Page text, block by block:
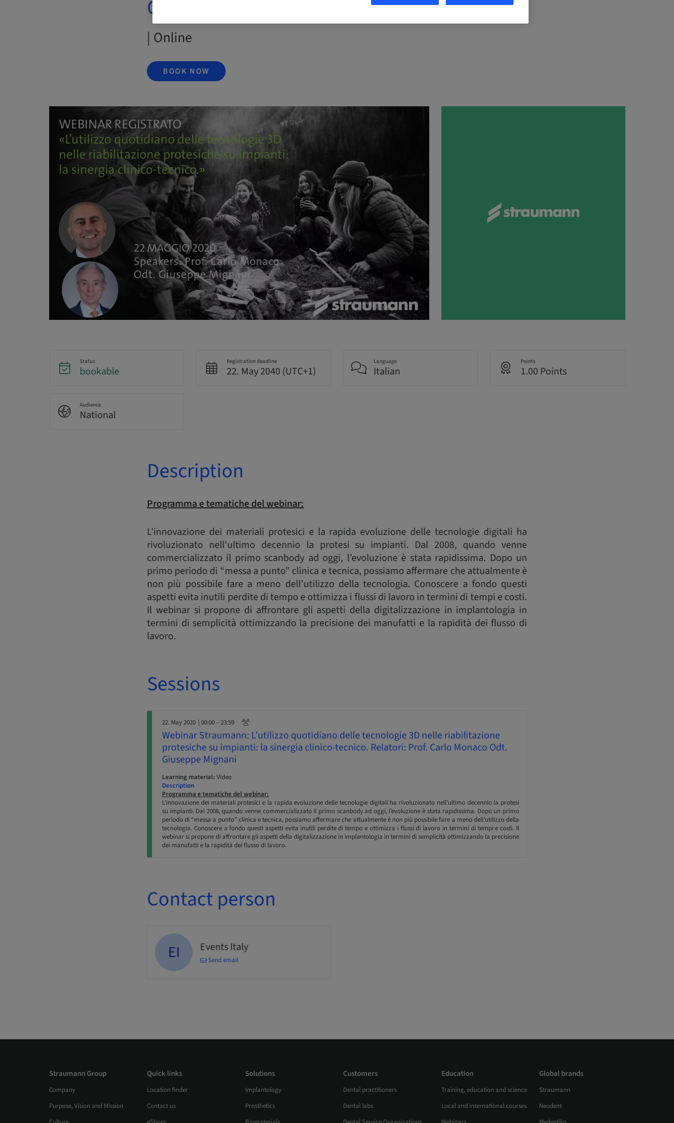
Giuseppe Mignani
| Online
BOOK NOW
Status
bookable
Registration deadline
22. May 2040 (UTC+1)
Language
Italian
Points
1.00 Points
Audience
National
Description
Programma e tematiche del webinar:
L’innovazione dei materiali protesici e la rapida evoluzione delle tecnologie digitali ha
rivoluzionato nell'ultimo decennio la protesi su impianti. Dal 2008, quando venne
commercializzato il primo scanbody ad oggi, l’evoluzione è stata rapidissima. Dopo un
primo periodo di “messa a punto” clinica e tecnica, possiamo affermare che attualmente è
non più possibile fare a meno dell’utilizzo della tecnologia. Conoscere a fondo questi
aspetti evita inutili perdite di tempo e ottimizza i flussi di lavoro in termini di tempi e costi.
Il webinar si propone di affrontare gli aspetti della digitalizzazione in implantologia in
termini di semplicità ottimizzando la precisione dei manufatti e la rapidità dei flusso di
lavoro.
Sessions
22. May 2020 | 00:00 – 23:59
Webinar Straumann: L’utilizzo quotidiano delle tecnologie 3D nelle riabilitazione
protesiche su impianti: la sinergia clinico-tecnico. Relatori: Prof. Carlo Monaco Odt.
Giuseppe Mignani
Learning material: Video
Description
Programma e tematiche del webinar:
L’innovazione dei materiali protesici e la rapida evoluzione delle tecnologie digitali ha rivoluzionato nell'ultimo decennio la protesi
su impianti. Dal 2008, quando venne commercializzato il primo scanbody ad oggi, l’evoluzione è stata rapidissima. Dopo un primo
periodo di “messa a punto” clinica e tecnica, possiamo affermare che attualmente è non più possibile fare a meno dell’utilizzo della
tecnologia. Conoscere a fondo questi aspetti evita inutili perdite di tempo e ottimizza i flussi di lavoro in termini di tempi e costi. Il
webinar si propone di affrontare gli aspetti della digitalizzazione in implantologia in termini di semplicità ottimizzando la precisione
dei manufatti e la rapidità dei flusso di lavoro.
Contact person
EI Events Italy
Send email
Straumann Group
Company
Purpose, Vision and Mission
Quick links
Location finder
Contact us
Solutions
Implantology
Prosthetics
Customers
Dental practitioners
Dental labs
Education
Training, education and science
Local and international courses
Global brands
Straumann
Neodent